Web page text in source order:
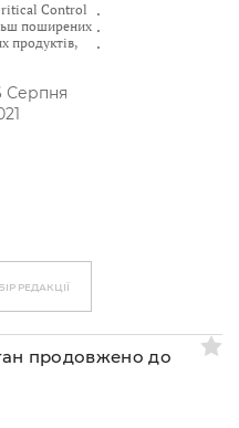
Control
поширених
продуктів,
Серпня
РЕДАКЦІЇ
продовжено до